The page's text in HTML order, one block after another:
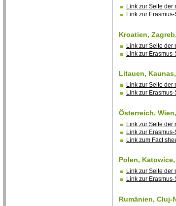
Link zur Seite der
Link zur Erasmus-
Kroatien, Zagreb,
Link zur Seite der
Link zur Erasmus-
Litauen, Kaunas,
Link zur Seite der
Link zur Erasmus-
Österreich, Wien,
Link zur Seite der
Link zur Erasmus-
Link zum Fact
Polen, Katowice,
Link zur Seite der
Link zur Erasmus-
Rumänien, Cluj-